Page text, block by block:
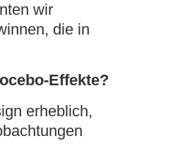
wir
die in
Effekte?
erheblich,